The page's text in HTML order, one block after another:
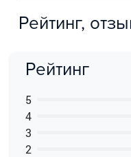
Рейтинг,
Рейтинг
5
4
3
2